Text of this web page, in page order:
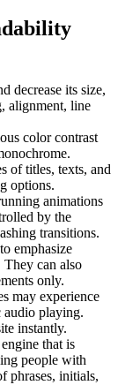
decrease its size,
alignment, line
color contrast
of titles, texts, and
options.
animations
by the
transitions.
emphasize
They can also
only.
may experience
audio playing.
instantly.
that is
people with
phrases, initials,